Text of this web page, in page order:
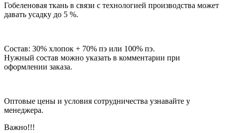
Гобеленовая ткань в связи с технологией производства может
давать усадку до 5 %.
Состав: 30% хлопок + 70% пэ или 100% пэ.
Нужный состав можно указать в комментарии при
оформлении заказа.
Оптовые цены и условия сотрудничества узнавайте у
менеджера.
Важно!!!